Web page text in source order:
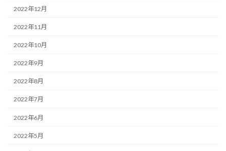
2022年12月
2022年11月
2022年10月
2022年9月
2022年8月
2022年7月
2022年6月
2022年5月